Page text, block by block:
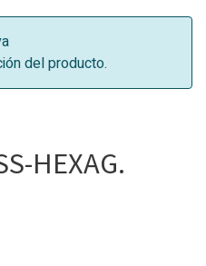
del producto.
HEXAG.